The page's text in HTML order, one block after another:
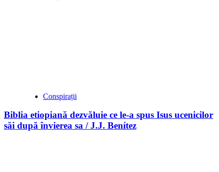
Conspirații
Biblia etiopiană dezvăluie ce le-a spus Isus ucenicilor
săi după învierea sa / J.J. Benítez